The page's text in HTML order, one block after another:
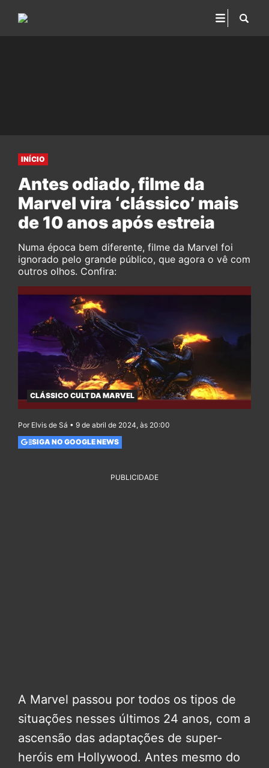
INÍCIO
Antes odiado, filme da
Marvel vira ‘clássico’ mais
de 10 anos após estreia
Numa época bem diferente, filme da Marvel foi
ignorado pelo grande público, que agora o vê com
outros olhos. Confira:
CLÁSSICO CULT DA MARVEL
Por Elvis de Sá • 9 de abril de 2024, às 20:00
SIGA NO GOOGLE NEWS
PUBLICIDADE
A Marvel passou por todos os tipos de
situações nesses últimos 24 anos, com a
ascensão das adaptações de super-
heróis em Hollywood. Antes mesmo do